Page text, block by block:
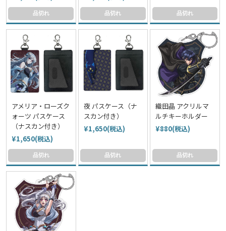
品切れ 品切れ 品切れ
アメリア・ローズク
ォーツ パスケース
（ナスカン付き）
¥1,650(税込)
品切れ
夜 パスケース（ナ
スカン付き）
¥1,650(税込)
品切れ
織田晶 アクリルマ
ルチキーホルダー
¥880(税込)
品切れ